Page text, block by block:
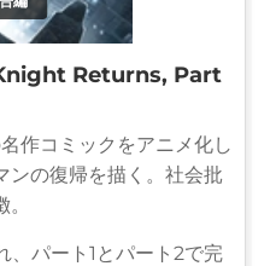
Returns, Part
作コミックをアニメ化し
ンの復帰を描く。社会批
、パート1とパート2で完